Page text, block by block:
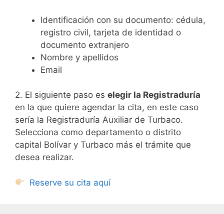
Identificación con su documento: cédula,
registro civil, tarjeta de identidad o
documento extranjero
Nombre y apellidos
Email
2. El siguiente paso es elegir la Registraduría
en la que quiere agendar la cita, en este caso
sería la Registraduría Auxiliar de Turbaco.
Selecciona como departamento o distrito
capital Bolívar y Turbaco más el trámite que
desea realizar.
Reserve su cita aquí